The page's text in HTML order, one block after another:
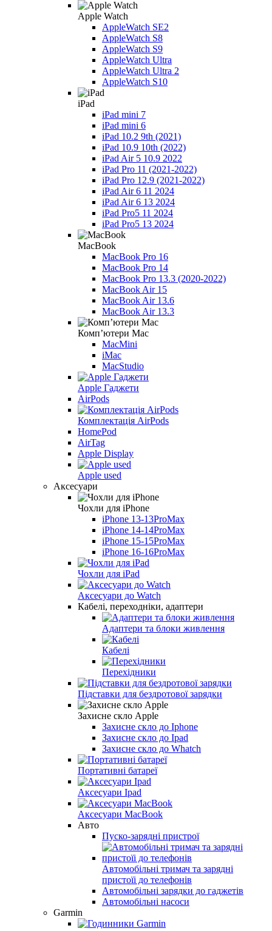
Apple Watch
AppleWatch SE2
AppleWatch S8
AppleWatch S9
AppleWatch Ultra
AppleWatch Ultra 2
AppleWatch S10
iPad
iPad mini 7
iPad mini 6
iPad 10.2 9th (2021)
iPad 10.9 10th (2022)
iPad Air 5 10.9 2022
iPad Pro 11 (2021-2022)
iPad Pro 12.9 (2021-2022)
iPad Air 6 11 2024
iPad Air 6 13 2024
iPad Pro5 11 2024
iPad Pro5 13 2024
MacBook
MacBook Pro 16
MacBook Pro 14
MacBook Pro 13.3 (2020-2022)
MacBook Air 15
MacBook Air 13.6
MacBook Air 13.3
Компʼютери Mac
MacMini
iMac
MacStudio
Apple Гаджети
AirPods
Комплектація AirPods
HomePod
AirTag
Apple Display
Apple used
Аксесуари
Чохли для iPhone
iPhone 13-13ProMax
iPhone 14-14ProMax
iPhone 15-15ProMax
iPhone 16-16ProMax
Чохли для iPad
Аксесуари до Watch
Кабелі, переходніки, адаптери
Адаптери та блоки живлення
Кабелі
Перехідники
Підставки для бездротової зарядки
Захисне скло Apple
Захисне скло до Iphone
Захисне скло до Ipad
Захисне скло до Whatch
Портативні батареї
Аксесуари Ipad
Аксесуари MacBook
Авто
Пуско-зарядні пристрої
Автомобільні тримач та зарядні
пристоїі до телефонів
Автомобільні зарядки до гаджетів
Автомобільні насоси
Garmin